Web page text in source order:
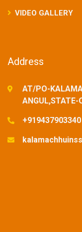
VIDEO GALLERY
Address
AT/PO-
ANGUL,STATE-
+919437903340